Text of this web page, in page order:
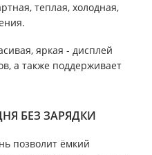
теплая, холодная,
яркая - дисплей
а также поддерживает
БЕЗ ЗАРЯДКИ
позволит ёмкий